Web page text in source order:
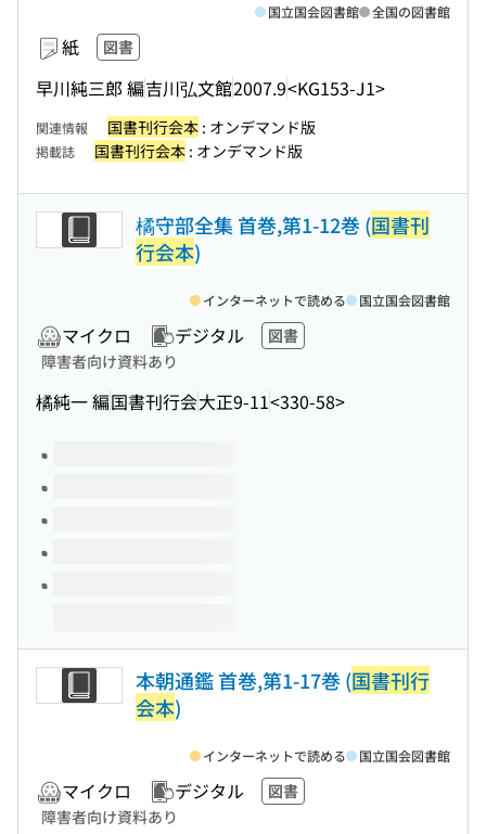
紙 図書
早川純三郎 編吉川弘文館2007.9<KG153-J1>
国立国会図書館 全国の図書館
関連情報 国書刊行会本 : オンデマンド版
掲載誌 国書刊行会本 : オンデマンド版
橘守部全集 首巻,第1-12巻 (国書刊
行会本)
マイクロ デジタル
図書
障害者向け資料あり
橘純一 編国書刊行会大正9-11<330-58>
インターネットで読める 国立国会図書館
このタイトルの巻号
本朝通鑑 首巻,第1-17巻 (国書刊行
会本)
マイクロ デジタル
図書
障害者向け資料あり
インターネットで読める 国立国会図書館